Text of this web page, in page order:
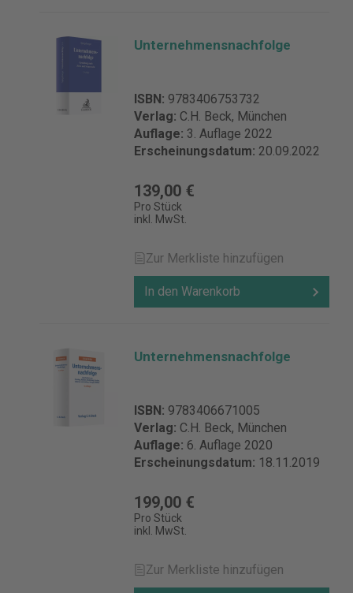
Unternehmensnachfolge
ISBN: 9783406753732
Verlag: C.H. Beck, München
Auflage: 3. Auflage 2022
Erscheinungsdatum: 20.09.2022
139,00 €
Pro Stück
inkl. MwSt.
Zur Merkliste hinzufügen
In den Warenkorb
Unternehmensnachfolge
ISBN: 9783406671005
Verlag: C.H. Beck, München
Auflage: 6. Auflage 2020
Erscheinungsdatum: 18.11.2019
199,00 €
Pro Stück
inkl. MwSt.
Zur Merkliste hinzufügen